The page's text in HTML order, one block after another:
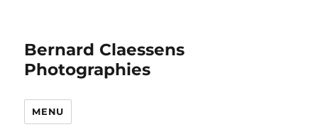
Bernard Claessens
Photographies
MENU